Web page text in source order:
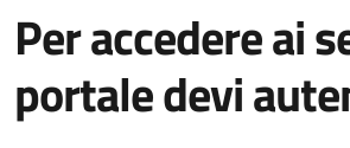
Per accedere ai
portale devi